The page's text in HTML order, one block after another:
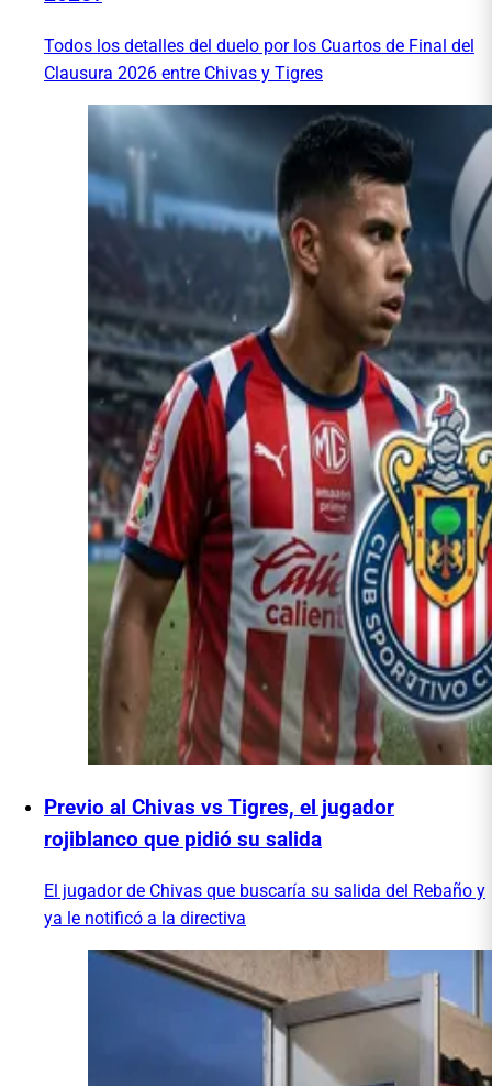
Todos los detalles del duelo por los Cuartos de Final del
Clausura 2026 entre Chivas y Tigres
Previo al Chivas vs Tigres, el jugador
rojiblanco que pidió su salida
El jugador de Chivas que buscaría su salida del Rebaño y
ya le notificó a la directiva